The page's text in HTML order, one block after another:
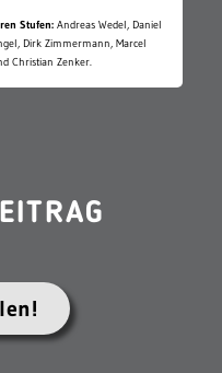
Stufen: Andreas Wedel, Daniel
Dirk Zimmermann, Marcel
Christian Zenker.